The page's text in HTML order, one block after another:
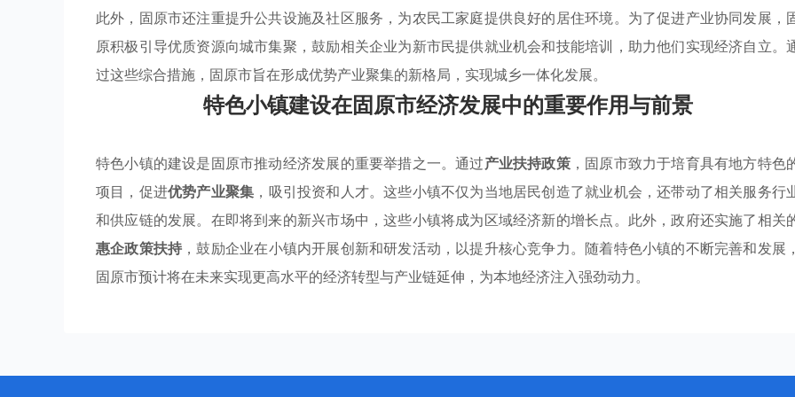
此外，固原市还注重提升公共设施及社区服务，为农民工家庭提供良好的居住环境。为了促进产业协同发展，
原积极引导优质资源向城市集聚，鼓励相关企业为新市民提供就业机会和技能培训，助力他们实现经济自立。
过这些综合措施，固原市旨在形成优势产业聚集的新格局，实现城乡一体化发展。
特色小镇建设在固原市经济发展中的重要作用与前景
特色小镇的建设是固原市推动经济发展的重要举措之一。通过产业扶持政策，固原市致力于培育具有地方特色
项目，促进优势产业聚集 ，吸引投资和人才。这些小镇不仅为当地居民创造了就业机会，还带动了相关服务行
和供应链的发展。在即将到来的新兴市场中，这些小镇将成为区域经济新的增长点。此外，政府还实施了相关
惠企政策扶持 ，鼓励企业在小镇内开展创新和研发活动，以提升核心竞争力。随着特色小镇的不断完善和发展，
固原市预计将在未来实现更高水平的经济转型与产业链延伸，为本地经济注入强劲动力。